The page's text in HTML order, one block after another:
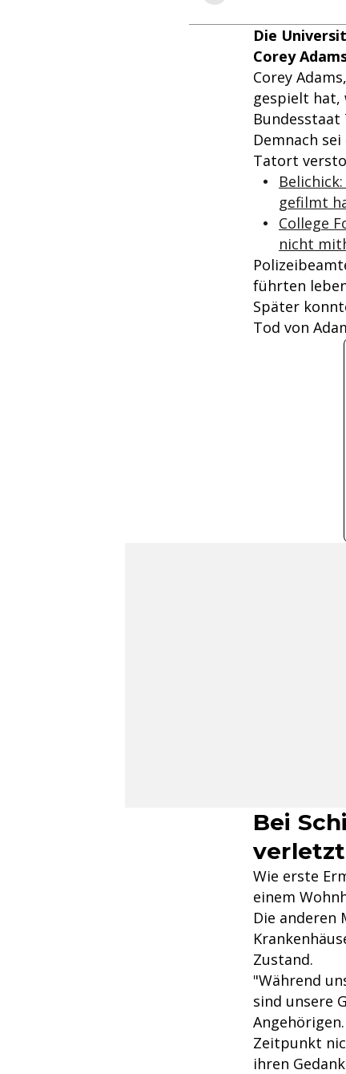
Die
Corey
Corey
gespielt hat,
Bundesstaat
Demnach
Tatort
gefilmt
College
nicht
führten
Später
Tod von
Bei
verletzt
Wie erste
einem
Die anderen
Zustand.
"Während
sind unsere
Zeitpunkt
ihren